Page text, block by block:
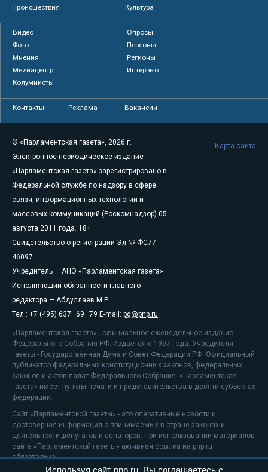
Происшествия
Культура
Видео
Опросы
Фото
Персоны
Мнения
Регионы
Медиацентр
Интервью
Колумнисты
Контакты Реклама Вакансии
© «Парламентская газета», 2026 г.
Электронное периодическое издание
«Парламентская газета» зарегистрировано в
Федеральной службе по надзору в сфере
связи, информационных технологий и
массовых коммуникаций (Роскомнадзор) 05
августа 2011 года. 18+
Свидетельство о регистрации Эл № ФС77-
46097
Учредитель — АНО «Парламентская газета»
Исполняющий обязанности главного
редактора — Абдуллаев М.Р.
Тел.: +7 (495) 637–69–79 E-mail: pg@pnp.ru
«Парламентская газета» - официальное еженедельное издание
Федерального Собрания РФ. Издается с 1997 года. Учредители
газеты - Государственная Дума и Совет Федерации РФ. Официальный
публикатор федеральных конституционных законов, федеральных
законов и актов палат Федерального Собрания. «Парламентская
газета» имеет пункты печати и представительства в десяти субъектах
федерации.
Сайт «Парламентской газеты» - это оперативные новости и
достоверная информация о принимаемых в стране законах и
деятельности депутатов и сенаторов. При использовании материалов
сайта «Парламентской газеты» активная ссылка на pnp.ru
обязательна.
Карта сайта
Используя сайт pnp.ru, Вы соглашаетесь с